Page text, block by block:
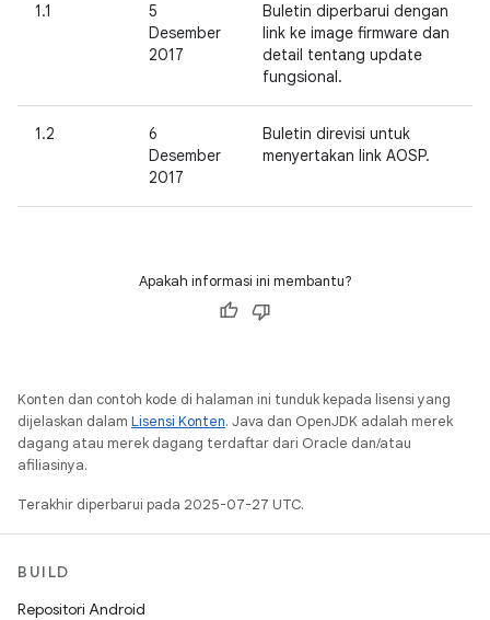
1.1
5
Desember
2017
Buletin diperbarui dengan
link ke image firmware dan
detail tentang update
fungsional.
1.2
6
Desember
2017
Buletin direvisi untuk
menyertakan link AOSP.
Apakah informasi ini membantu?
Konten dan contoh kode di halaman ini tunduk kepada lisensi yang
dijelaskan dalam Lisensi Konten. Java dan OpenJDK adalah merek
dagang atau merek dagang terdaftar dari Oracle dan/atau
afiliasinya.
Terakhir diperbarui pada 2025-07-27 UTC.
BUILD
Repositori Android